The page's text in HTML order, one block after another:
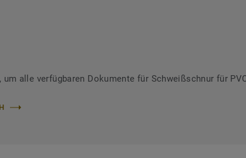
alle verfügbaren Dokumente für Schweißschnur für